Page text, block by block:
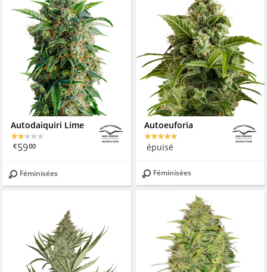
Autodaiquiri Lime
€5900
Féminisées
Autoeuforia
épuisé
Féminisées